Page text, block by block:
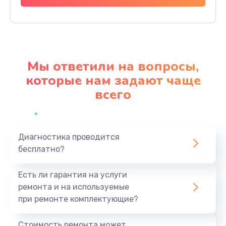
Заказать
Профилактическая чистка
Заказать
1440 руб.
Мы ответили на вопросы,
которые нам задают чаще
всего
Диагностика проводится
бесплатно?
Есть ли гарантия на услуги
ремонта и на используемые
при ремонте комплектующие?